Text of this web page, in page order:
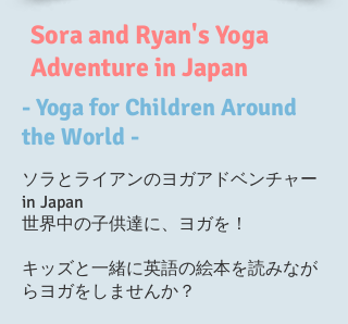
Sora and Ryan's Yoga
Adventure in Japan
- Yoga for Children Around
the World -
ソラとライアンのヨガアドベンチャー
in Japan
世界中の子供達に、ヨガを！
キッズと一緒に英語の絵本を読みなが
らヨガをしませんか？